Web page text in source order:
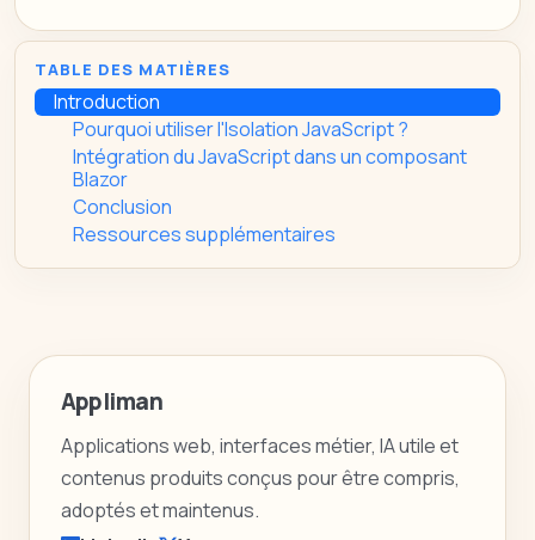
TABLE DES MATIÈRES
Introduction
Pourquoi utiliser l'Isolation JavaScript ?
Intégration du JavaScript dans un composant
Blazor
Conclusion
Ressources supplémentaires
Appliman
Applications web, interfaces métier, IA utile et
contenus produits conçus pour être compris,
adoptés et maintenus.